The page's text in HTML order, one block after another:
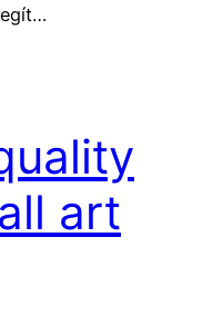
art